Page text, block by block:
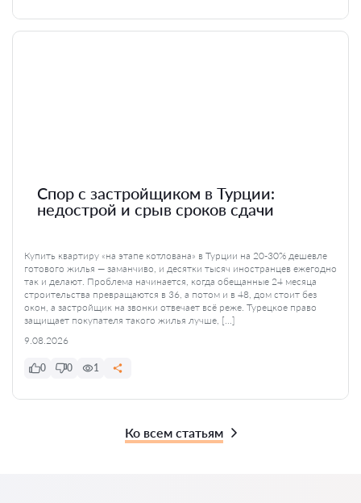
Спор с застройщиком в Турции:
недострой и срыв сроков сдачи
Купить квартиру «на этапе котлована» в Турции на 20-30% дешевле
готового жилья — заманчиво, и десятки тысяч иностранцев ежегодно
так и делают. Проблема начинается, когда обещанные 24 месяца
строительства превращаются в 36, а потом и в 48, дом стоит без
окон, а застройщик на звонки отвечает всё реже. Турецкое право
защищает покупателя такого жилья лучше, […]
9.08.2026
0 0 1
Ко всем статьям